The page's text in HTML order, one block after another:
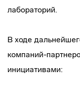
лабораторий.
В ходе
компаний-
инициативами: